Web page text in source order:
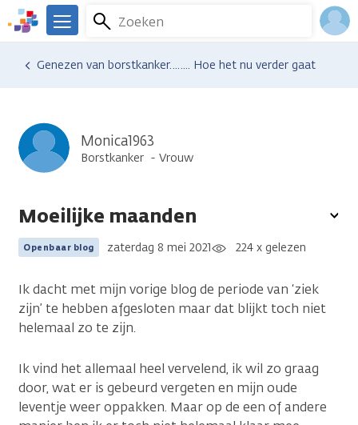
Overslaan
en
naar
We
er
Kanker.nl
Zoeken
Menu
Ervaringen van anderen
Blogsoverzicht
Genezen van borstkanker…….. Hoe het nu verder gaat
Monica1963
Borstkanker Vrouw
Moeilijke maanden
Openbaar blog zaterdag 8 mei 2021 224 x gelezen
Ik dacht met mijn vorige blog de periode van ‘ziek
zijn’ te hebben afgesloten maar dat blijkt toch niet
helemaal zo te zijn.
Ik vind het allemaal heel vervelend, ik wil zo graag
door, wat er is gebeurd vergeten en mijn oude
leventje weer oppakken. Maar op de een of andere